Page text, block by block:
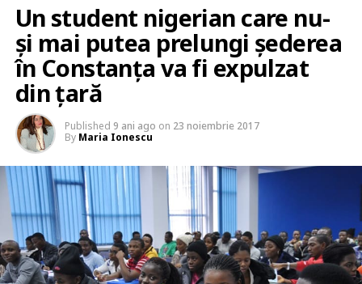
Un student nigerian care nu-
și mai putea prelungi șederea
în Constanța va fi expulzat
din țară
Published 9 ani ago on 23 noiembrie 2017
By Maria Ionescu